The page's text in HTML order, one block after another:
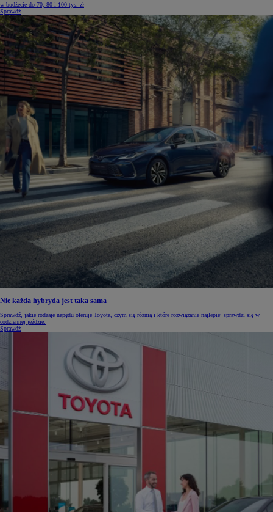
w budżecie do 70, 80 i 100 tys. zł
Sprawdź
Nie każda hybryda jest taka sama
Sprawdź, jakie rodzaje napędu oferuje Toyota, czym się różnią i które rozwiązanie najlepiej sprawdzi się w
codziennej jeździe.
Sprawdź